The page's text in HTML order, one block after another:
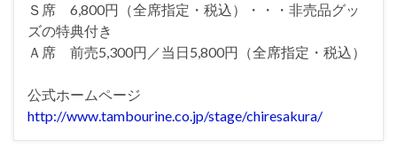
Ｓ席 6,800円（全席指定・税込）・・・非売品グッ
ズの特典付き
Ａ席 前売5,300円／当日5,800円（全席指定・税込）
公式ホームページ
http://www.tambourine.co.jp/stage/chiresakura/